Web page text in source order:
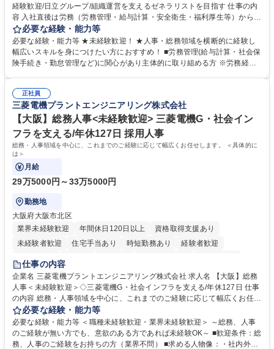
経験歓迎/日立グループ/組織運営を支えるゼネラリストを目指す 仕事の内
容 入社直後は労務（労務管理・給与計算・安全衛生・福利厚生等）からお
任せいたします。将来は総務・採用・教育業務へ守備範囲を広げ、組織運
営を支えるゼネラリストをめざせます。 ・初期業務：労働時間管理、給与
計算、社会保険対応、福利厚生管理、安全衛生、健康経営推進等をお任せ
します。ご経験に応じて、休職者管理など、幅広く経験を積んでいただき
幅広く経験を積みたい意欲がある方に最適な環境です。 募集職種 【総
務・人事】未経験歓迎/日立グループ/組織運営を支えるゼネラリストを目
指す
必要な経験・能力等
必要な経験・能力等 ★未経験歓迎！ ★人事・総務領域を横断的に経験し
幅広いスキルを身につけたい方におすすめ！ ■労務管理(給与計算・社会保
険手続き・勤怠管理など)に関心があり主体的に取り組める方 ※労務経験
のご経験 ■労務管理（給与計算・社会保険手続き・勤怠管理など）の経験
■衛生管理者の資格をお持ちの方 学歴・資格 学歴：大学院 大学 高専 短大
専修学校 高校 語学力： 資格：
正社員
三菱電機プラントエンジニアリング株式会社
【大阪】総務人事<未経験歓迎> 三菱電機G・社会イン
フラを支える/年休127日 採用人事
総務・人事領域を中心に、これまでのご経験に応じて幅広くお任せします。 ＜具体的に
は＞
月給
29万5000円～33万5000円
勤務地
大阪府大阪市北区
業界未経験歓迎
年間休日120日以上
資格取得支援あり
未経験者歓迎
住宅手当あり 時短勤務あり
経験者歓迎
退職金あり
駅近5分以内
土日祝休み 服装自由 寮・社宅あり 食事補助あり
仕事の内容
企業名 三菱電機プラントエンジニアリング株式会社 求人名 【大阪】総務
人事＜未経験歓迎＞◇三菱電機G・社会インフラを支える/年休127日 仕事
の内容 総務・人事領域を中心に、これまでのご経験に応じて幅広くお任せ
します。 ＜具体的には＞ ・総務/人事労務（給与・社保・勤怠管理など）
・採用・教育研修 ・福利厚生運用 など ※基本的には事務所勤務ですが、
採用や教育等の業務内容により、関西圏以外への日帰り・宿泊を伴う国内
出張もございます。 ※担当業務を持ちつつ、お互いに助け合いながら、総
必要な経験・能力等
必要な経験・能力等 ＜職種未経験歓迎・業界未経験歓迎＞ ～総務、人事
のご経験が無い方でも、意欲のある方であれば未経験OK～ ■歓迎条件：総
務、人事のご経験をお持ちの方（業界不問） ■求める人物像：・社内外の